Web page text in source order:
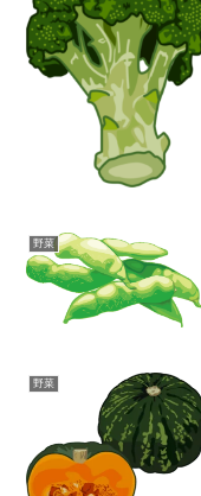
野菜
野菜